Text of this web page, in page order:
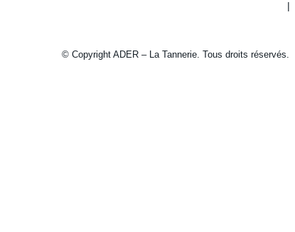
© Copyright ADER – La Tannerie. Tous droits réservés.